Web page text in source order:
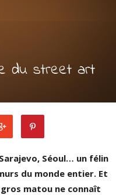
du street art
Séoul… un félin
du monde entier. Et
matou ne connaît